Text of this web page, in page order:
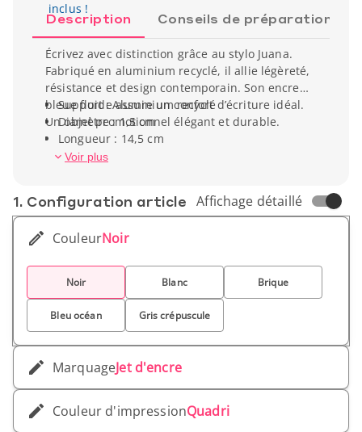
inclus !
Description Conseils de préparation
Écrivez avec distinction grâce au stylo Juana.
Fabriqué en aluminium recyclé, il allie légèreté,
résistance et design contemporain. Son encre
bleue fluide assure un confort d’écriture idéal.
Un objet promotionnel élégant et durable.
Support : Aluminium recyclé
Diamètre : 1,5 cm
Longueur : 14,5 cm
Poids unitaire : 18 g
Voir plus
1. Conf­iguration article Affichage détaillé
CouleurNoir
Noir Blanc Brique
Bleu océan Gris crépuscule
MarquageJet d'encre
Couleur d'impressionQuadri